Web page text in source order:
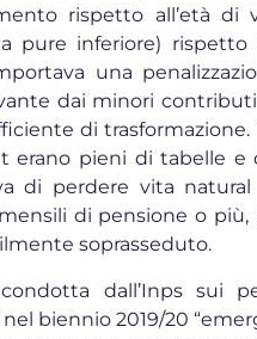
rispetto all’età di
pure inferiore) rispetto
una
dai minori
di trasformazione.
erano pieni di tabelle e
di perdere vita
di pensione o più,
soprasseduto.
condotta dall’Inps sui
biennio 2019/20